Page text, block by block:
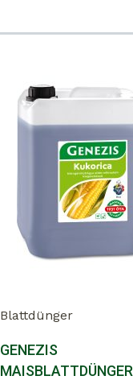
Blattdünger
GENEZIS
MAISBLATTDÜNGER